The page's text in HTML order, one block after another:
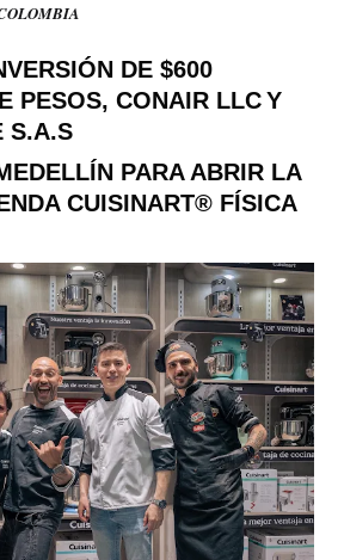
DE $600
PESOS, CONAIR LLCY
S.A.S
PARA ABRIR LA
CUISINART® FÍSICA